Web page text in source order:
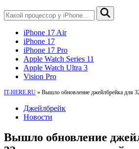
iPhone 17 Air
iPhone 17
iPhone 17 Pro
Apple Watch Series 11
Apple Watch Ultra 3
Vision Pro
IT-HERE.RU » Вышло обновление джейлбрейка для
Джейлбрейк
Новости
Вышло обновление